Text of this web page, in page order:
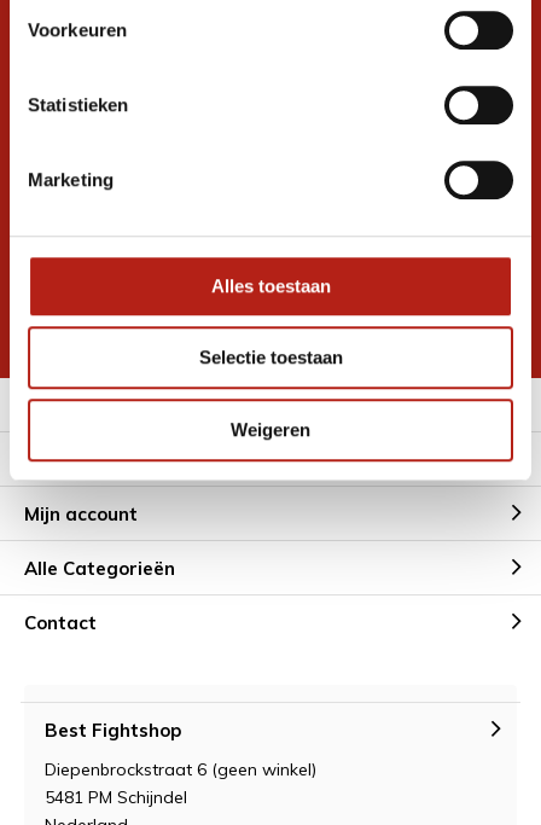
Voorkeuren
Statistieken
Marketing
Alles toestaan
Selectie toestaan
Weigeren
Stel je vraag in de chat, en we helpen je
graag verder. 24/7
Volg ons
promoties
* Lees hier de wettelijke beperkingen
Meer informatie
Klantenservice
Mijn account
Alle Categorieën
Contact
Best Fightshop
Diepenbrockstraat 6 (geen winkel)
5481 PM Schijndel